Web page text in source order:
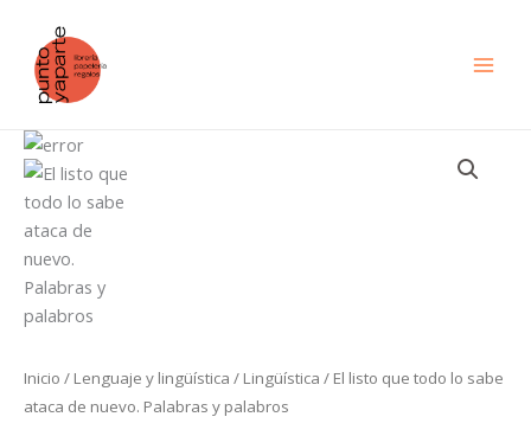
contenido
Inicio / Lenguaje y lingüística / Lingüística / El listo que todo lo sabe
ataca de nuevo. Palabras y palabros
El
listo
que
todo
lo
sabe
ataca
nuevo.
Palabras